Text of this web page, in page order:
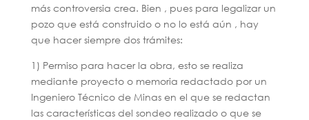
más controversia crea. Bien , pues para legalizar un
pozo que está construido o no lo está aún , hay
que hacer siempre dos trámites:
1) Permiso para hacer la obra, esto se realiza
mediante proyecto o memoria redactado por un
Ingeniero Técnico de Minas en el que se redactan
las características del sondeo realizado o que se